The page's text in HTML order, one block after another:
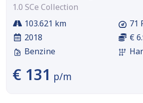
1.0 SCe Collection
103.621 km
2018
Benzine
71
€
€ 131 p/m